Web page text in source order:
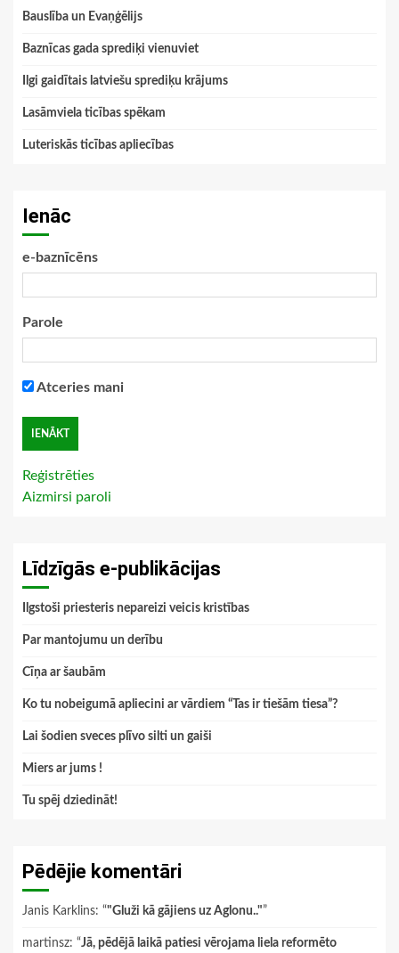
Bauslība un Evaņģēlijs
Baznīcas gada sprediķi vienuviet
Ilgi gaidītais latviešu sprediķu krājums
Lasāmviela ticības spēkam
Luteriskās ticības apliecības
Ienāc
e-baznīcēns
Parole
Atceries mani
Reģistrēties
Aizmirsi paroli
Līdzīgās e-publikācijas
Ilgstoši priesteris nepareizi veicis kristības
Par mantojumu un derību
Cīņa ar šaubām
Ko tu nobeigumā apliecini ar vārdiem “Tas ir tiešām tiesa”?
Lai šodien sveces plīvo silti un gaiši
Miers ar jums !
Tu spēj dziedināt!
Pēdējie komentāri
Janis Karklins: “"Gluži kā gājiens uz Aglonu.."”
martinsz: “Jā, pēdējā laikā patiesi vērojama liela reformēto